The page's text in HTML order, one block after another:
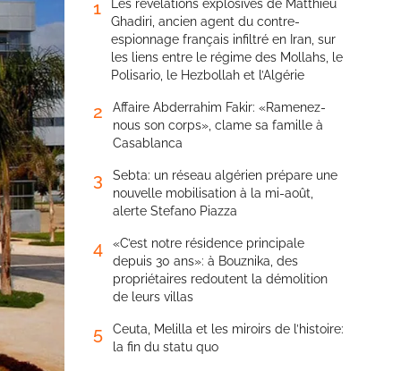
1
Les révélations explosives de Matthieu
Ghadiri, ancien agent du contre-
espionnage français infiltré en Iran, sur
les liens entre le régime des Mollahs, le
Polisario, le Hezbollah et l’Algérie
2
Affaire Abderrahim Fakir: «Ramenez-
nous son corps», clame sa famille à
Casablanca
3
Sebta: un réseau algérien prépare une
nouvelle mobilisation à la mi-août,
alerte Stefano Piazza
4
«C’est notre résidence principale
depuis 30 ans»: à Bouznika, des
propriétaires redoutent la démolition
de leurs villas
5
Ceuta, Melilla et les miroirs de l’histoire:
la fin du statu quo